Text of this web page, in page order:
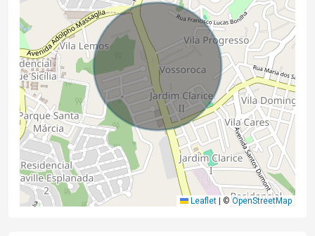
Leaflet ©OpenStreetMap